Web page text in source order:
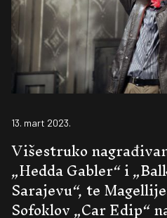
13. mart 2023.
Višestruko
„Hedda Gabler“ i
Sarajevu“, te
Sofoklov „Car Edip“